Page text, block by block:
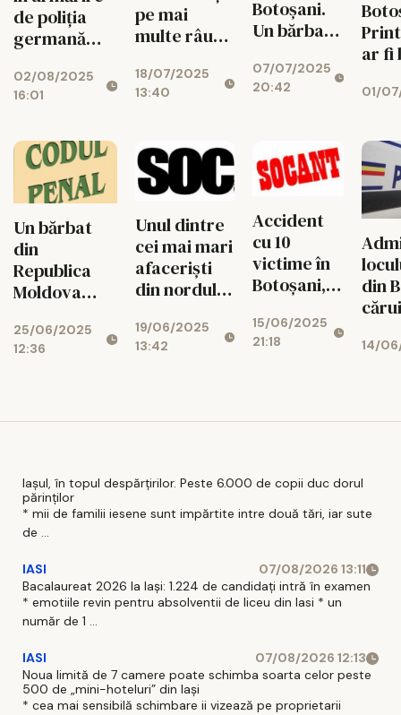
de poliția
germană
cu grad
ridicat de
prins la
Botoșani
02/08/2025
16:01
pe mai
multe râuri
Suceava şi
Botoşani /
hidrologică
cod
portocaliu şi
18/07/2025
13:40
Botoșani.
Un bărbat
ani, aflat la
pescuit, s-a
râului Prut
07/07/2025
20:42
ar fi
01/
Un bărbat
din
Republica
Moldova
internaţional
pentru o
Germania a
frontieră la
Stânca-Iaşi
25/06/2025
12:36
Unul dintre
cei mai mari
afaceriști
din nordul
primar
emblematic,
greșeală'
evaziune
fiscală
19/06/2025
13:42
Accident
cu 10
victime în
Botoșani,
mașină a
intrat pe
15/06/2025
21:18
din
14/
Iașul, în topul despărțirilor. Peste 6.000 de copii duc dorul
părinților
* mii de familii iesene sunt impărtite intre două tări, iar sute
de ...
IASI
07/08/2026 13:11
Bacalaureat 2026 la Iași: 1.224 de candidați intră în examen
* emotiile revin pentru absolventii de liceu din Iasi * un
număr de 1 ...
IASI
07/08/2026 12:13
Noua limită de 7 camere poate schimba soarta celor peste
500 de „mini-hoteluri” din Iași
* cea mai sensibilă schimbare ii vizează pe proprietarii